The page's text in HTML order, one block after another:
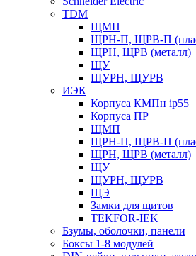
TDM
ЩМП
ЩРН-П, ЩРВ-П
ЩРН, ЩРВ (металл)
ЩУ
ЩУРН, ЩУРВ
ИЭК
Корпуса КМПн ip55
Корпуса ПР
ЩМП
ЩРН-П, ЩРВ-П
ЩРН, ЩРВ (металл)
ЩУ
ЩУРН, ЩУРВ
ЩЭ
Замки для щитов
TEKFOR-IEK
Бзумы, оболочки, панели
Боксы 1-8 модулей